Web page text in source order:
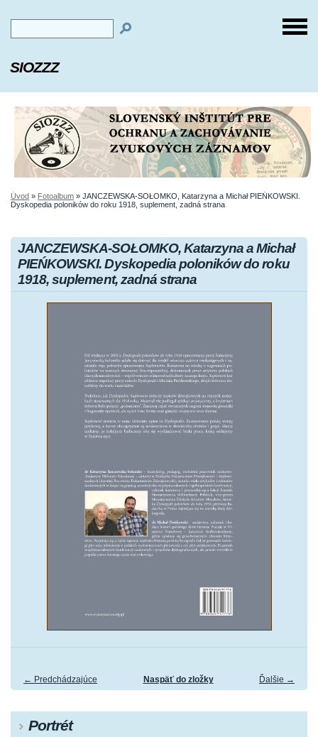
SIOZZZ
Úvod » Fotoalbum » JANCZEWSKA-SOŁOMKO, Katarzyna a Michał PIEŃKOWSKI.
Dyskopedia poloników do roku 1918, suplement, zadná strana
JANCZEWSKA-SOŁOMKO, Katarzyna a Michał
PIEŃKOWSKI. Dyskopedia poloników do roku
1918, suplement, zadná strana
← Predchádzajúce Ďalšie →
Naspäť do zložky
Portrét